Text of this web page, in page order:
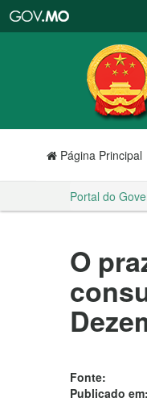
RAE
de
Macau
Página Principal
Portal do
O
Fonte:
Publicado em: